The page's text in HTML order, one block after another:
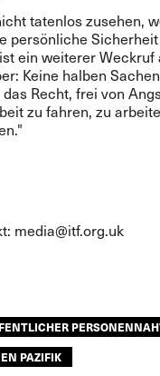
tatenlos zusehen,
persönliche
ein weiterer Weckruf
Keine halben
Recht, frei von
zu fahren, zu
media@itf.org.uk
PAZIFIK